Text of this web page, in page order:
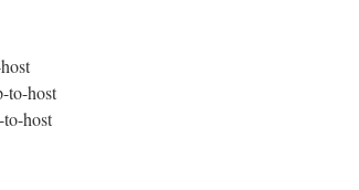
to-host
host